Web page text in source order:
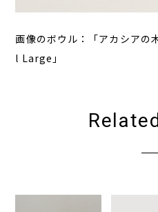
画像のボウル：「アカシア
l Large」